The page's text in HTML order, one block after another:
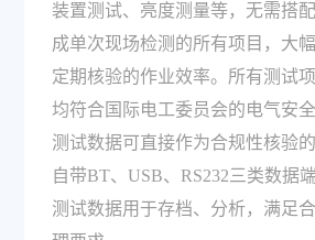
装置测试、亮度测量等，无需搭
成单次现场检测的所有项目，大
定期核验的作业效率。所有测试
均符合国际电工委员会的电气安
测试数据可直接作为合规性核验
自带BT、USB、RS232三类数据
测试数据用于存档、分析，满足